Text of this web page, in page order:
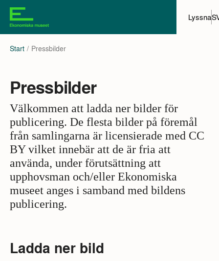
Lyssna
Start Pressbilder
Pressbilder
Välkommen att ladda ner bilder för
publicering. De flesta bilder på föremål
från samlingarna är licensierade med CC
BY vilket innebär att de är fria att
använda, under förutsättning att
upphovsman och/eller Ekonomiska
museet anges i samband med bildens
publicering.
Ladda ner bild